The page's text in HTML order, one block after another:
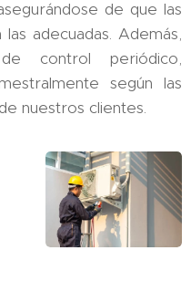
de que las
adecuadas. Además,
control periódico,
según las
nuestros clientes.